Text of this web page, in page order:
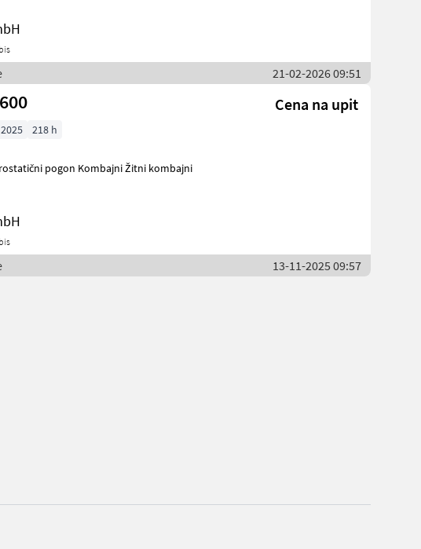
21-02-2026 09:51
Cena na upit
218 h
13-11-2025 09:57